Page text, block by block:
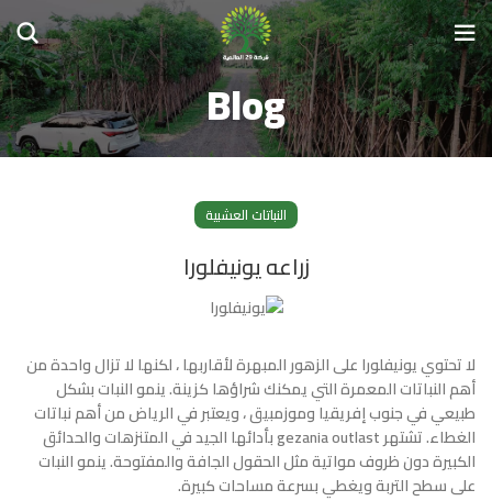
Blog
النباتات العشبية
زراعه يونيفلورا
لا تحتوي يونيفلورا على الزهور المبهرة لأقاربها ، لكنها لا تزال واحدة من
أهم النباتات المعمرة التي يمكنك شراؤها كزينة. ينمو النبات بشكل
طبيعي في جنوب إفريقيا وموزمبيق ، ويعتبر في الرياض من أهم نباتات
الغطاء. تشتهر gezania outlast بأدائها الجيد في المتنزهات والحدائق
الكبيرة دون ظروف مواتية مثل الحقول الجافة والمفتوحة. ينمو النبات
على سطح التربة ويغطي بسرعة مساحات كبيرة.